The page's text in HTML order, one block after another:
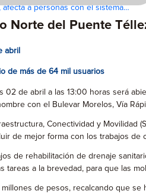
afecta a personas con el sistema…
Norte del Puente
abril
de más de 64 mil usuarios
02 de abril a las 13:00 horas será
con el Bulevar Morelos, Vía
Conectividad y Movilidad
de mejor forma con los trabajos de
de rehabilitación de drenaje
a la brevedad, para que las
de pesos, recalcando que